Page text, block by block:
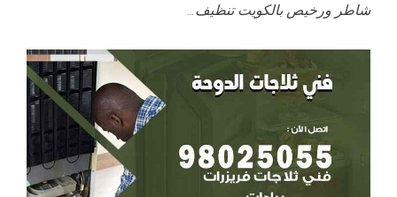
شاطر ورخيص بالكويت تنظيف…